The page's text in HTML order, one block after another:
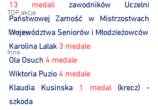
TOP akcje
Turnieje
Inne
13 medali zawodników Uczelni
Państwowej Zamość w Mistrzostwach
Województwa Seniorów i Młodzieżowców
Karolina Lalak 3 medale
Ola Osuch 4 medale
Wiktoria Puzio 4 medale
Klaudia Kusinska 1 medal (krecz) -
szkoda